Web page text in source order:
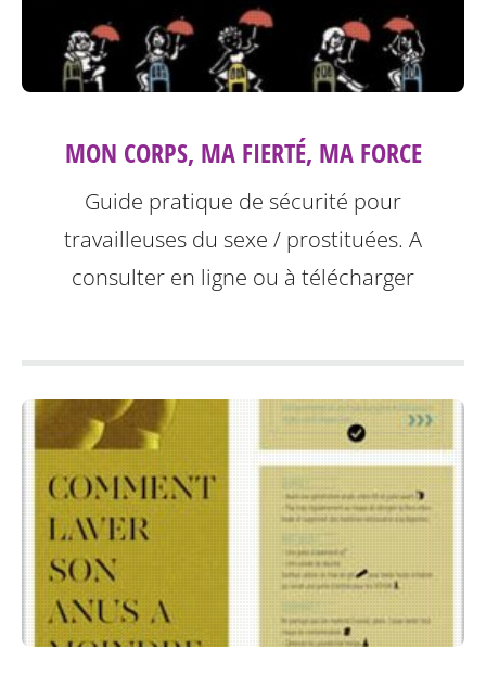
MON CORPS, MA FIERTÉ, MA FORCE
Guide pratique de sécurité pour
travailleuses du sexe / prostituées. A
consulter en ligne ou à télécharger